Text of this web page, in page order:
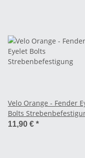
Velo Orange - Fender
Bolts
11,90 € *